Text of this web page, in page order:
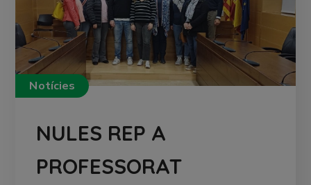
Notícies
NULES REP A
PROFESSORAT